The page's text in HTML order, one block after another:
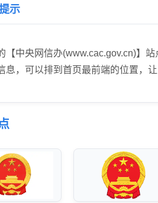
示
【中央网信办(www.cac.gov.cn)】
息，可以排到首页最前端的位置，